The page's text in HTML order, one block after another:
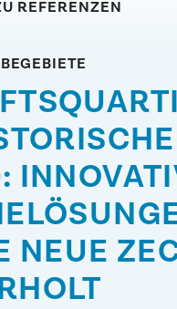
REFERENZEN
NEUE